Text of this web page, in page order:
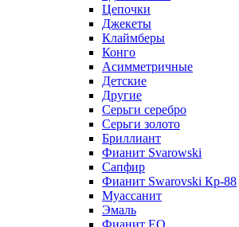
Цепочки
Джекеты
Клаймберы
Конго
Асимметричные
Детские
Другие
Серьги серебро
Серьги золото
Бриллиант
Фианит Svarowski
Сапфир
Фианит Swarovski Кр-88
Муассанит
Эмаль
Фианит EQ